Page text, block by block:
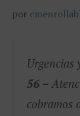
por
Urgencias
56 –
cobramos